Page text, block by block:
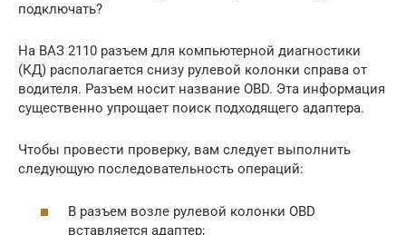
подключать?
На ВАЗ 2110 разъем для компьютерной диагностики
(КД) располагается снизу рулевой колонки справа от
водителя. Разъем носит название OBD. Эта информация
существенно упрощает поиск подходящего адаптера.
Чтобы провести проверку, вам следует выполнить
следующую последовательность операций:
В разъем возле рулевой колонки OBD
вставляется адаптер;